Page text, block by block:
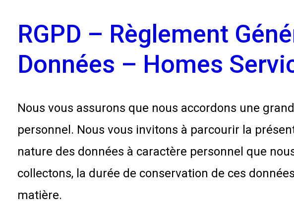
RGPD – Règlement
Données – Homes
Nous vous assurons que nous accordons une
personnel. Nous vous invitons à parcourir la
nature des données à caractère personnel que
collectons, la durée de conservation de ces
matière.